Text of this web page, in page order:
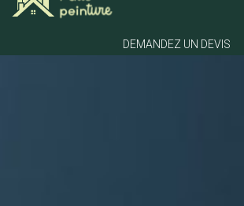
DEMANDEZ UN DEVIS